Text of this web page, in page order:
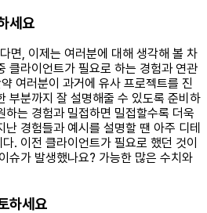
세요
면, 이제는 여러분에 대해 생각해 볼 차
클라이언트가 필요로 하는 경험과 연관
여러분이 과거에 유사 프로젝트를 진
부분까지 잘 설명해줄 수 있도록 준비하
하는 경험과 밀접하면 밀접할수록 더욱
경험들과 예시를 설명할 땐 아주 디테
. 이전 클라이언트가 필요로 했던 것이
슈가 발생했나요? 가능한 많은 수치와
하세요